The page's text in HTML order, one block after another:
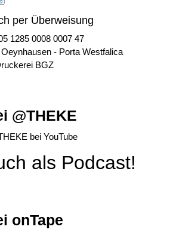
per Überweisung
1285 0008 0007 47
- Porta Westfalica
BGZ
@THEKE
als Podcast!
onTape